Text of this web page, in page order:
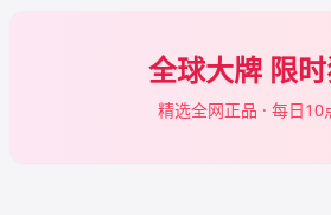
全球大牌 限
精选全网正品 · 每日10